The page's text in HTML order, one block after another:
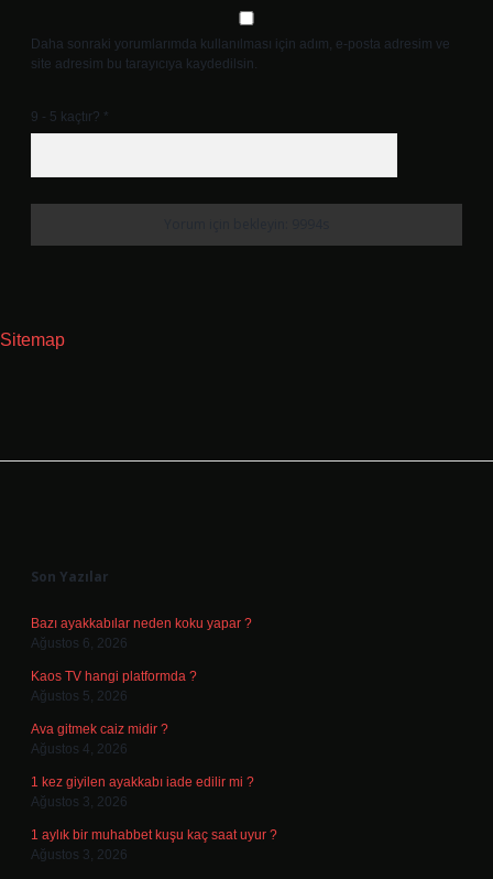
Daha sonraki yorumlarımda kullanılması için adım, e-posta adresim ve
site adresim bu tarayıcıya kaydedilsin.
9 - 5 kaçtır? *
Sitemap
Son Yazılar
Bazı ayakkabılar neden koku yapar ?
Ağustos 6, 2026
Kaos TV hangi platformda ?
Ağustos 5, 2026
Ava gitmek caiz midir ?
Ağustos 4, 2026
1 kez giyilen ayakkabı iade edilir mi ?
Ağustos 3, 2026
1 aylık bir muhabbet kuşu kaç saat uyur ?
Ağustos 3, 2026